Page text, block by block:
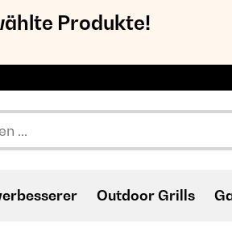
Produkte!
Outdoor Grills